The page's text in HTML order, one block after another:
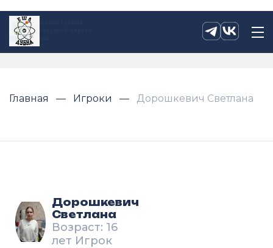
Главная Игроки Дорошкевич Светлана
Дорошкевич
Светлана
Возраст: 16
лет Игрок